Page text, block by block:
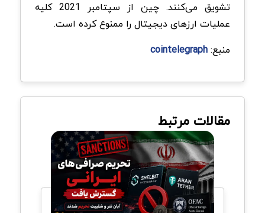
تشویق می‌کنند. چین از سپتامبر 2021 کلیه
عملیات ارزهای دیجیتال را ممنوع کرده است.
منبع:cointelegraph
مقالات مرتبط